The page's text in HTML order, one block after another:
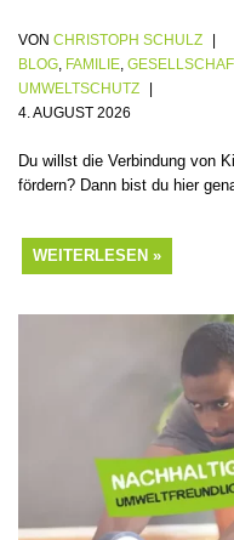
VON CHRISTOPH SCHULZ
BLOG
FAMILIE
UMWELTSCHUTZ
4. AUGUST 2026
Du willst die Verbindung von
fördern? Dann bist du hier
WEITERLESEN »